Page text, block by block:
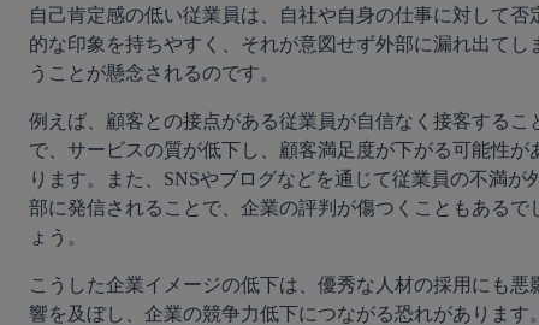
自己肯定感の低い従業員は、自社や自身の仕事に対して否
的な印象を持ちやすく、それが意図せず外部に漏れ出てし
うことが懸念されるのです。
例えば、顧客との接点がある従業員が自信なく接客するこ
で、サービスの質が低下し、顧客満足度が下がる可能性が
ります。また、SNSやブログなどを通じて従業員の不満が
部に発信されることで、企業の評判が傷つくこともあるで
ょう。
こうした企業イメージの低下は、優秀な人材の採用にも悪
響を及ぼし、企業の競争力低下につながる恐れがあります